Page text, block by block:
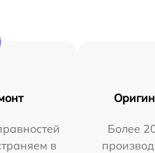
в
Более